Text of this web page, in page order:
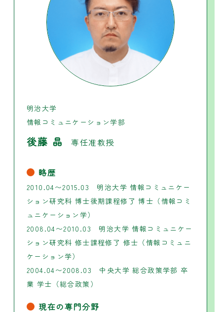
明治大学
情報コミュニケーション学部
後藤 晶 専任准教授
略歴
2010.04〜2015.03 明治大学 情報コミュニケー
ション研究科 博士後期課程修了 博士（情報コミ
ュニケーション学）
2008.04〜2010.03 明治大学 情報コミュニケー
ション研究科 修士課程修了 修士（情報コミュニ
ケーション学）
2004.04〜2008.03 中央大学 総合政策学部 卒
業 学士（総合政策）
現在の専門分野